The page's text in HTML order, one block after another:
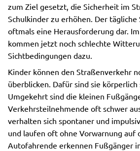
zum Ziel gesetzt, die Sicherheit im
Schulkinder zu erhöhen. Der
oftmals eine Herausforderung dar.
kommen jetzt noch schlechte
Sichtbedingungen dazu.
Kinder können den Straßenverkehr
überblicken. Dafür sind sie körperlich
Umgekehrt sind die kleinen
Verkehrsteilnehmende oft schwer
verhalten sich spontaner und
und laufen oft ohne Vorwarnung auf
Autofahrende erkennen Fußgänger